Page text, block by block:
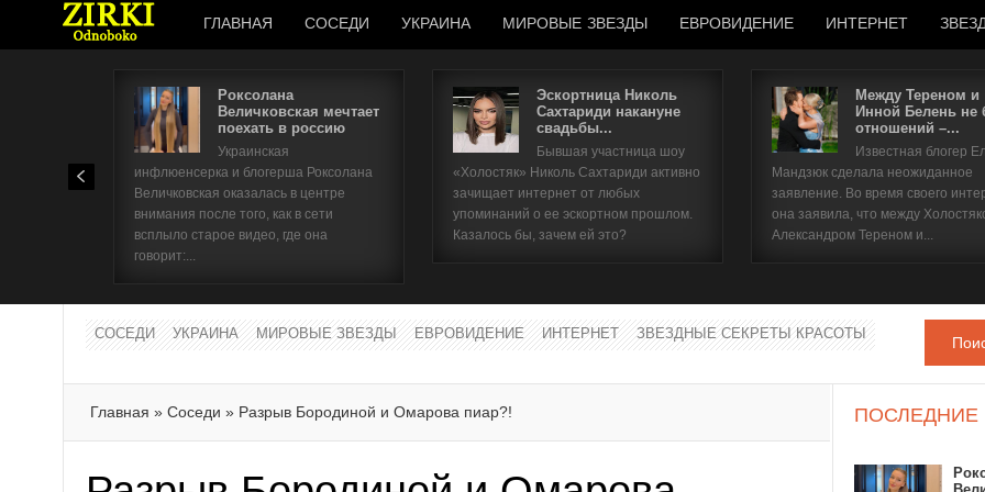
ГЛАВНАЯ СОСЕДИ УКРАИНА МИРОВЫЕ ЗВЕЗДЫ ЕВРОВИДЕНИЕ ИНТЕРНЕТ
Роксолана
Величковская мечтает
поехать в россию
Украинская
инфлюенсерка и блогерша Роксолана
Величковская оказалась в центре
внимания после того, как в сети
всплыло старое видео, где она
говорит:...
Эскортница Николь
Сахтариди накануне
свадьбы...
Бывшая участница шоу
«Холостяк» Николь Сахтариди активно
зачищает интернет от любых
упоминаний о ее эскортном прошлом.
Казалось бы, зачем ей это?
Между Тереном и
Инной Белень не
отношений –...
Известная блогер
Мандзюк сделала неожиданное
заявление. Во время своего
она заявила, что между
Александром Тереном и...
СОСЕДИ УКРАИНА МИРОВЫЕ ЗВЕЗДЫ ЕВРОВИДЕНИЕ ИНТЕРНЕТ ЗВЕЗДНЫЕ СЕКРЕТЫ КРАСОТЫ
Главная » Соседи » Разрыв Бородиной и Омарова пиар?! ПОСЛЕДНИЕ
Имя пользователя
Забыли имя пользователя?